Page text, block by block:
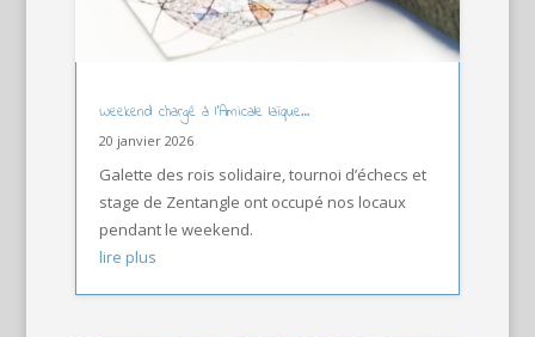
Weekend chargé à l’Amicale laïque…
20 janvier 2026
Galette des rois solidaire, tournoi d’échecs et
stage de Zentangle ont occupé nos locaux
pendant le weekend.
lire plus